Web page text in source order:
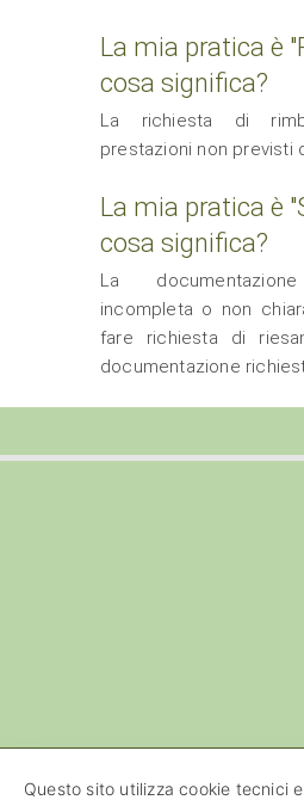
La mia pratica è
cosa significa?
La richiesta di
prestazioni non previsti
La mia pratica è
cosa significa?
La
incompleta o non
fare richiesta di
documentazione
Questo sito utilizza cookie tecnici